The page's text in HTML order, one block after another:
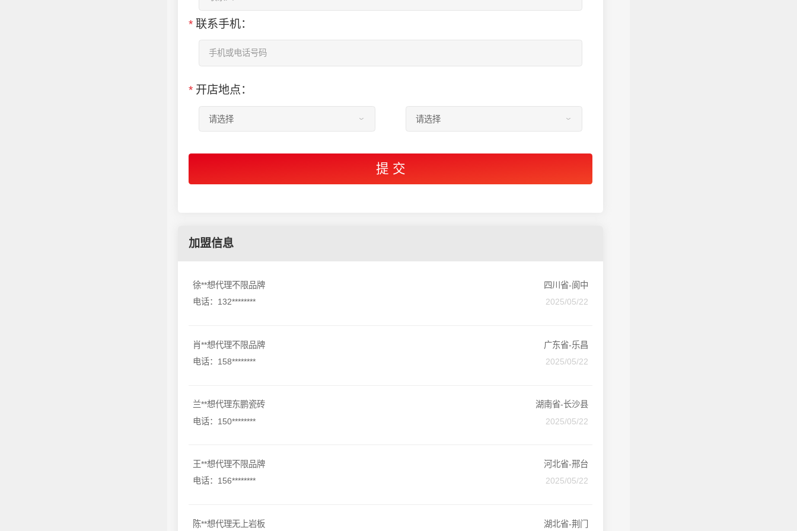
* 联系手机：
* 开店地点：
加盟信息
徐**想代理不限品牌
四川省-阆中
电话：132********
2025/05/22
肖**想代理不限品牌
广东省-乐昌
电话：158********
2025/05/22
兰**想代理东鹏瓷砖
湖南省-长沙县
电话：150********
2025/05/22
王**想代理不限品牌
河北省-邢台
电话：156********
2025/05/22
陈**想代理无上岩板
湖北省-荆门